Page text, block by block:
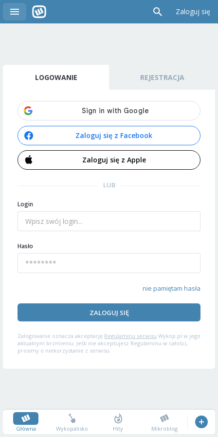
Zaloguj się
LOGOWANIE REJESTRACJA
Zaloguj się z Facebook
Zaloguj się z Apple
LUB
Login
Hasło
nie pamiętam hasła
ZALOGUJ SIĘ
Zalogowanie oznacza akceptację Regulaminu serwisu Wykop.pl w jego
aktualnym brzmieniu. Jeśli nie akceptujesz Regulaminu w całości,
prosimy o niekorzystanie z serwisu.
Główna Wykopalisko Hity Mikroblog